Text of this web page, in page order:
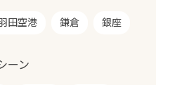
田空港 鎌倉 銀座
ーン